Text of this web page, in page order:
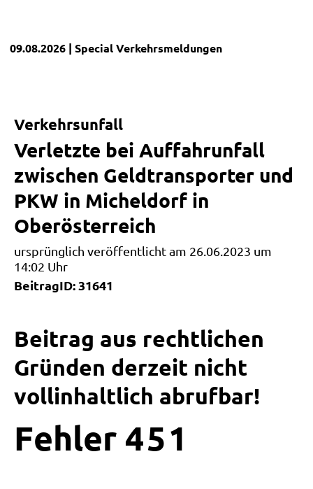
09.08.2026 | SpecialVerkehrsmeldungen
Verkehrsunfall
Verletzte bei Auffahrunfall
zwischen Geldtransporter und
PKW in Micheldorf in
Oberösterreich
ursprünglich veröffentlicht am 26.06.2023 um
14:02 Uhr
BeitragID: 31641
Beitrag aus rechtlichen
Gründen derzeit nicht
vollinhaltlich abrufbar!
Fehler 4 5 1